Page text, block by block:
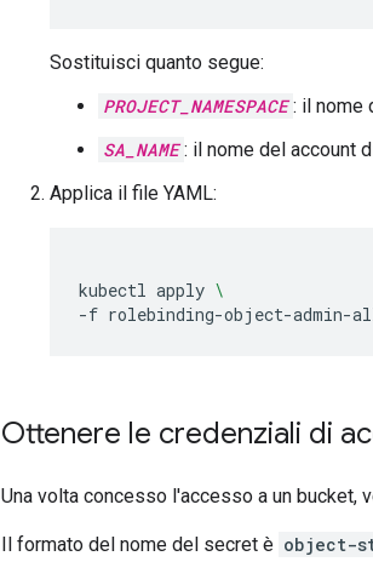
Sostituisci quanto segue:
PROJECT_NAMESPACE : il nome
SA_NAME : il nome del account
Applica il file YAML:
kubectl apply \
-f
Ottenere le credenziali di
Una volta concesso l'accesso a un bucket,
Il formato del nome del secret è object-